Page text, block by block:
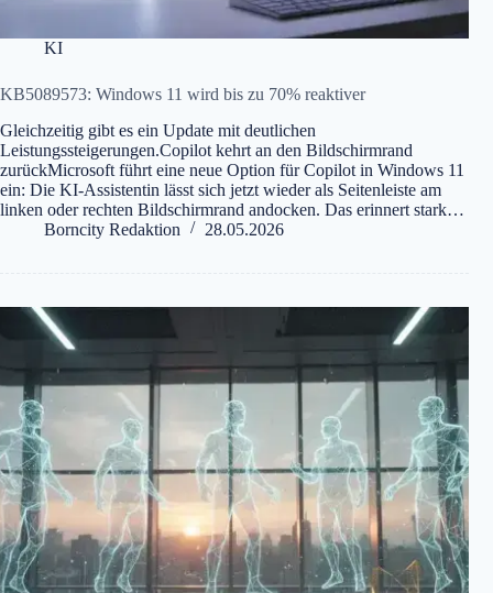
KI
KB5089573: Windows 11 wird bis zu 70% reaktiver
Gleichzeitig gibt es ein Update mit deutlichen
Leistungssteigerungen.Copilot kehrt an den Bildschirmrand
zurückMicrosoft führt eine neue Option für Copilot in Windows 11
ein: Die KI-Assistentin lässt sich jetzt wieder als Seitenleiste am
linken oder rechten Bildschirmrand andocken. Das erinnert stark…
Borncity Redaktion
28.05.2026